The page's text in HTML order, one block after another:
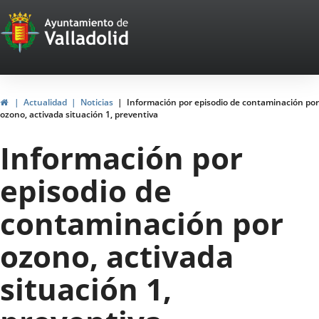
Portal
Web
del
Ayuntamiento
de
Valladolid
InicioActualidad Noticias
Información por episodio de contaminación por
ozono, activada situación 1, preventiva
Información por
episodio de
contaminación por
ozono, activada
situación 1,